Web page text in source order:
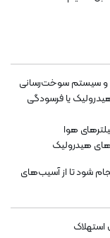
و سیستم سوخت‌رسانی
یا فرسودگی
هوا
هیدرولیک
شود تا از آسیب‌های